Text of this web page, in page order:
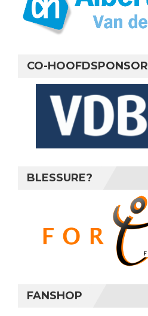
CO-HOOFDSPONSOR
BLESSURE?
FANSHOP